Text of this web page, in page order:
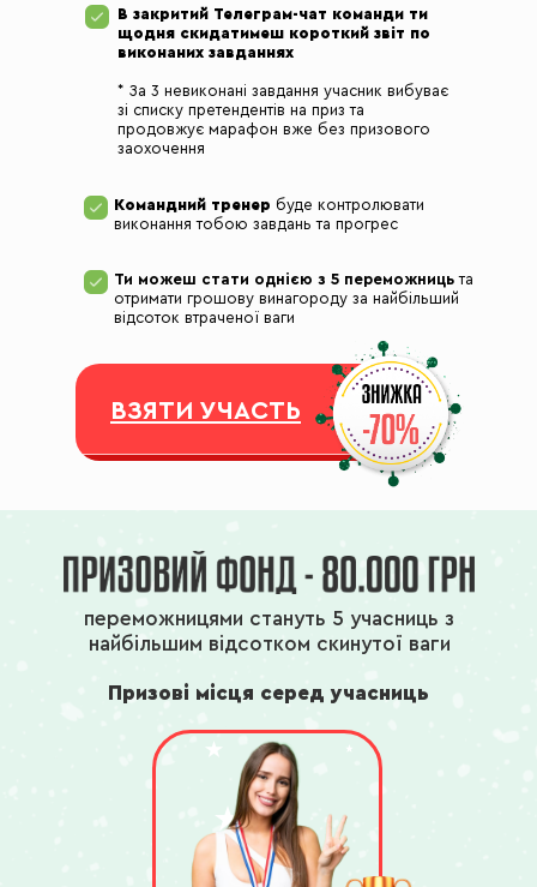
В закритий Телеграм-чат команди ти
щодня скидатимеш короткий звіт по
виконаних завданнях
* За 3 невиконані завдання учасник вибуває
зі списку претендентів на приз та
продовжує марафон вже без призового
заохочення
Командний тренер буде контролювати
виконання тобою завдань та прогрес
Ти можеш стати однією з 5 переможниць та
отримати грошову винагороду за найбільший
відсоток втраченої ваги
ВЗЯТИ УЧАСТЬ
переможницями стануть 5 учасниць з
найбільшим відсотком скинутої ваги
Призові місця серед учасниць